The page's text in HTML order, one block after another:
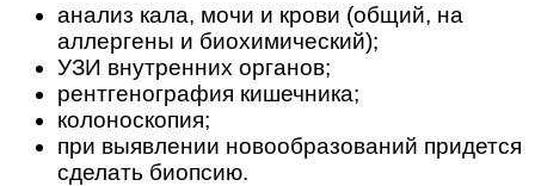
анализ кала, мочи и крови (общий, на
аллергены и биохимический);
УЗИ внутренних органов;
рентгенография кишечника;
колоноскопия;
при выявлении новообразований придется
сделать биопсию.